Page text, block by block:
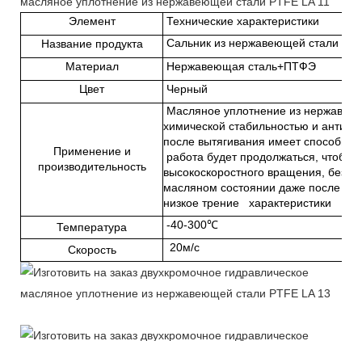
Элемент
Технические характеристики
Название продукта
Сальник из нержавеющей стали
Материал
Нержавеющая сталь+ПТФЭ
Цвет
Черный
Применение и
производительность
Масляное уплотнение из
химической стабильностью и
после вытягивания имеет
работа будет продолжаться, чтобы
высокоскоростного вращения, без
масляном состоянии даже после
низкое трение характеристики
Температура
-40-300℃
Скорость
20м/с